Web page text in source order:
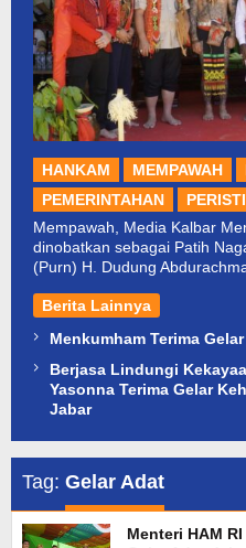
HANKAM MEMPAWAH
PEMERINTAHAN
Mempawah, Media Kalbar
dinobatkan sebagai Patih
(Purn) H. Dudung
Berita Lainnya
Menkumham Terima
Berjasa Lindungi
Yasonna Terima Gelar
Jabar
Tag: Gelar Adat
Menteri HAM